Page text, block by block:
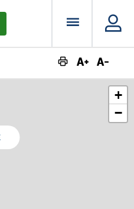
Menu
+
−